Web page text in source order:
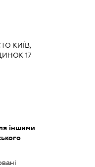
КИЇВ,
17
іншими